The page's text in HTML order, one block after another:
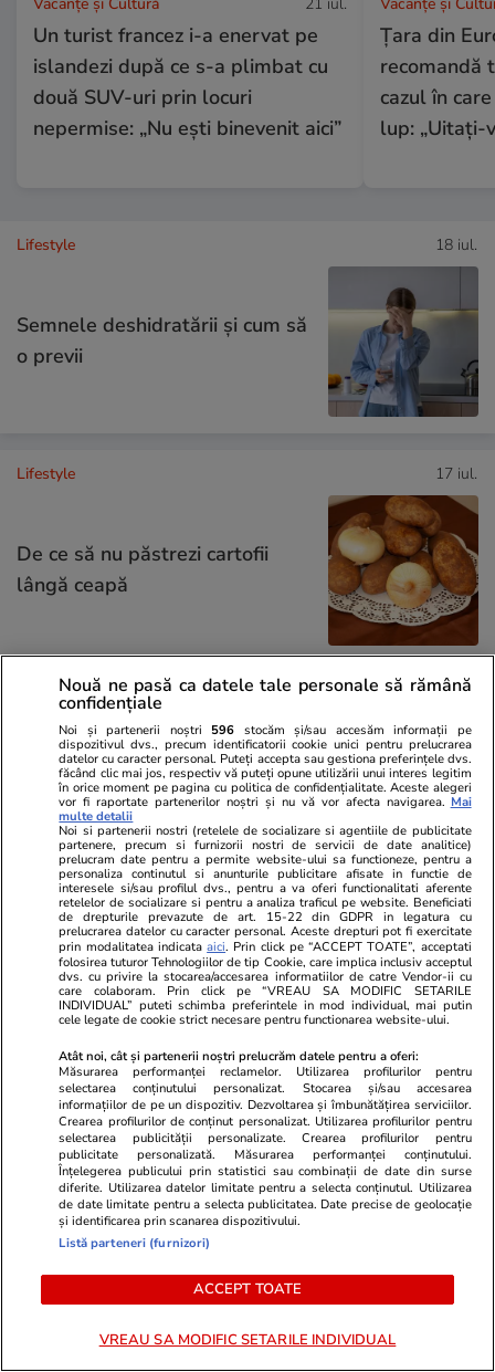
Un turist francez i-a enervat pe
islandezi după ce s-a plimbat cu
două SUV-uri prin locuri
nepermise: „Nu ești binevenit aici”
Țara din
recomandă
cazul în
lup: „Uitați-
Lifestyle 18 iul.
Semnele deshidratării și cum să
o previi
Lifestyle 17 iul.
De ce să nu păstrezi cartofii
lângă ceapă
Lifestyle
Ce este batch cooking și cum îți
poate simplifica mesele
săptămânale
Lifestyle 20 iul.
Ce este agar-agar și cum se
Știri România 21 iul.
Ministerul Muncii spune că
decizia Curții de Apel București
privind noua lege a salarizării s-
a dat chiar în ziua înregistrării
Nouă ne pasă ca datele tale personale să rămână
confidențiale
Noi și partenerii noștri 596 stocăm și/sau accesăm informații pe
dispozitivul dvs., precum identificatorii cookie unici pentru prelucrarea
datelor cu caracter personal. Puteți accepta sau gestiona preferințele dvs.
făcând clic mai jos, respectiv vă puteți opune utilizării unui interes legitim
în orice moment pe pagina cu politica de confidențialitate. Aceste alegeri
vor fi raportate partenerilor noștri și nu vă vor afecta navigarea. Mai
multe detalii
Noi si partenerii nostri (retelele de socializare si agentiile de publicitate
partenere, precum si furnizorii nostri de servicii de date analitice)
prelucram date pentru a permite website-ului sa functioneze, pentru a
personaliza continutul si anunturile publicitare afisate in functie de
interesele si/sau profilul dvs., pentru a va oferi functionalitati aferente
retelelor de socializare si pentru a analiza traficul pe website. Beneficiati
de drepturile prevazute de art. 15-22 din GDPR in legatura cu
prelucrarea datelor cu caracter personal. Aceste drepturi pot fi exercitate
prin modalitatea indicataaici. Prin click pe “ACCEPT TOATE”, acceptati
folosirea tuturor Tehnologiilor de tip Cookie, care implica inclusiv acceptul
dvs. cu privire la stocarea/accesarea informatiilor de catre Vendor-ii cu
care colaboram. Prin click pe “VREAU SA MODIFIC SETARILE
INDIVIDUAL” puteti schimba preferintele in mod individual, mai putin
cele legate de cookie strict necesare pentru functionarea website-ului.
Atât noi, cât și partenerii noștri prelucrăm datele pentru a oferi:
Măsurarea performanței reclamelor. Utilizarea profilurilor pentru
selectarea conținutului personalizat. Stocarea și/sau accesarea
informațiilor de pe un dispozitiv. Dezvoltarea și îmbunătățirea serviciilor.
Crearea profilurilor de conținut personalizat. Utilizarea profilurilor pentru
selectarea publicității personalizate. Crearea profilurilor pentru
publicitate personalizată. Măsurarea performanței conținutului.
Înțelegerea publicului prin statistici sau combinații de date din surse
diferite. Utilizarea datelor limitate pentru a selecta conținutul. Utilizarea
de date limitate pentru a selecta publicitatea. Date precise de geolocație
și identificarea prin scanarea dispozitivului.
Listă parteneri (furnizori)
ACCEPT TOATE
VREAU SA MODIFIC SETARILE INDIVIDUAL